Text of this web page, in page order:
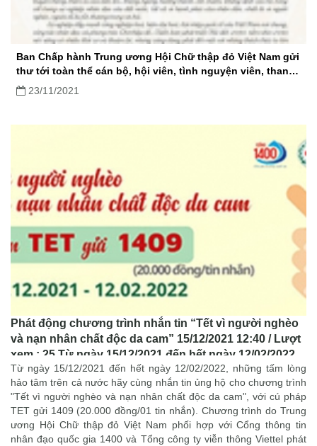
Ban Chấp hành Trung ương Hội Chữ thập đỏ Việt Nam gửi
thư tới toàn thể cán bộ, hội viên, tình nguyện viên, thanh
thiếu niên Chữ thập đỏ
23/11/2021
Phát động chương trình nhắn tin “Tết vì người nghèo
và nạn nhân chất độc da cam” 15/12/2021 12:40 / Lượt
xem : 25 Từ ngày 15/12/2021 đến hết ngày 12/02/2022,
những tấm lòng hảo tâm trên cả nước hãy cùng nhắn
tin ủng hộ cho chương trình "Tết vì người nghè
Từ ngày 15/12/2021 đến hết ngày 12/02/2022, những tấm lòng
hảo tâm trên cả nước hãy cùng nhắn tin ủng hộ cho chương trình
"Tết vì người nghèo và nạn nhân chất độc da cam", với cú pháp
TET gửi 1409 (20.000 đồng/01 tin nhắn). Chương trình do Trung
ương Hội Chữ thập đỏ Việt Nam phối hợp với Cổng thông tin
nhân đạo quốc gia 1400 và Tổng công ty viễn thông Viettel phát